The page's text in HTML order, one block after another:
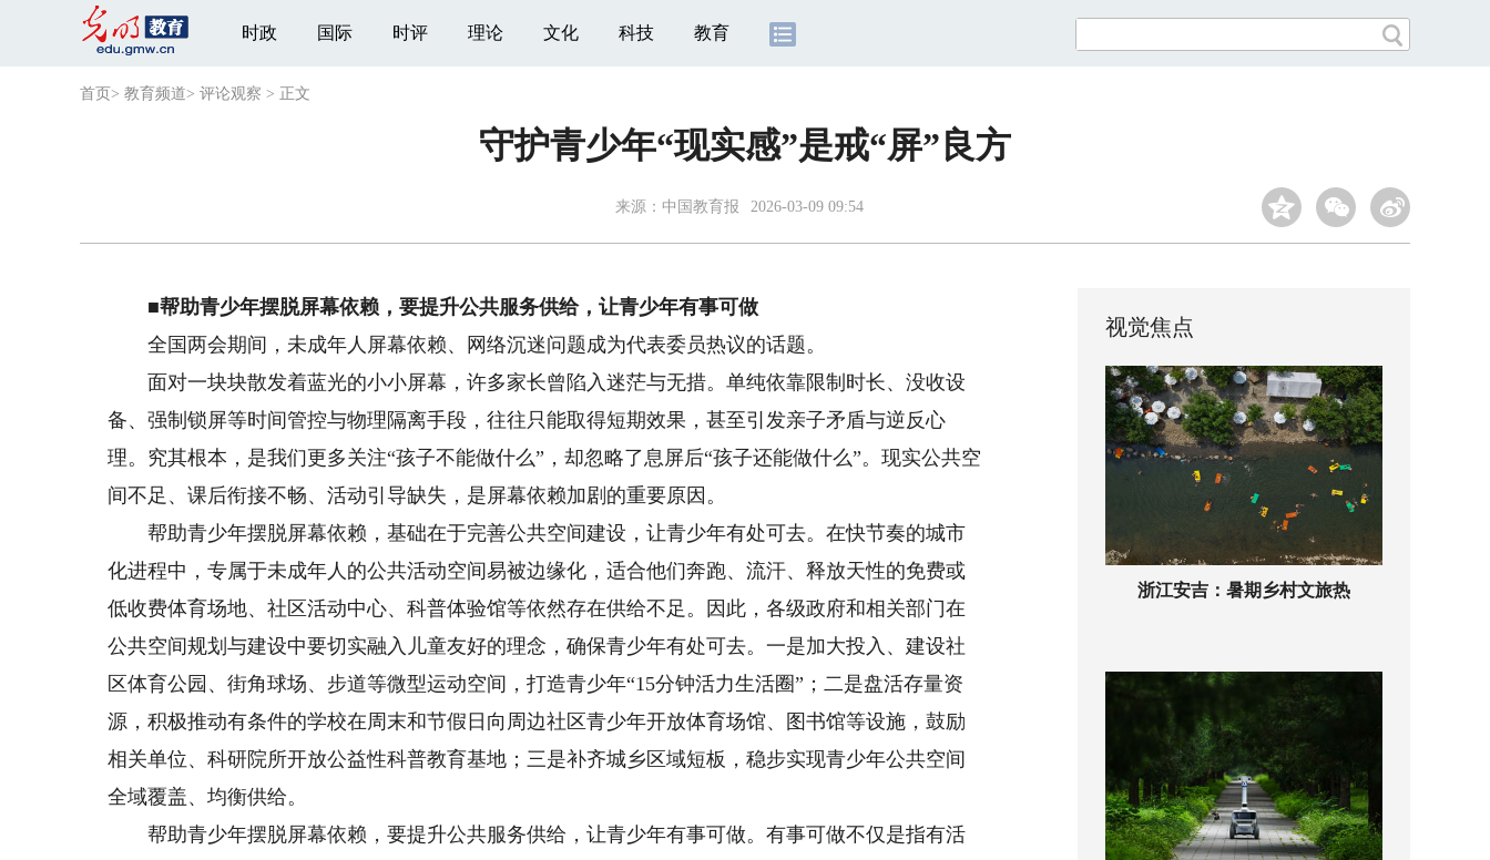
时政 国际 时评 理论 文化 科技 教育
首页 > 教育频道> 评论观察 > 正文
守护青少年“现实感”是戒“屏”良方
来源： 中国教育报 2026-03-09 09:54
■帮助青少年摆脱屏幕依赖，要提升公共服务供给，让青少年有事可做
全国两会期间，未成年人屏幕依赖、网络沉迷问题成为代表委员热议的话题。
面对一块块散发着蓝光的小小屏幕，许多家长曾陷入迷茫与无措。单纯依靠限制时长、没收设
备、强制锁屏等时间管控与物理隔离手段，往往只能取得短期效果，甚至引发亲子矛盾与逆反心
理。究其根本，是我们更多关注“孩子不能做什么”，却忽略了息屏后“孩子还能做什么”。现实公共空
间不足、课后衔接不畅、活动引导缺失，是屏幕依赖加剧的重要原因。
帮助青少年摆脱屏幕依赖，基础在于完善公共空间建设，让青少年有处可去。在快节奏的城市
化进程中，专属于未成年人的公共活动空间易被边缘化，适合他们奔跑、流汗、释放天性的免费或
低收费体育场地、社区活动中心、科普体验馆等依然存在供给不足。因此，各级政府和相关部门在
公共空间规划与建设中要切实融入儿童友好的理念，确保青少年有处可去。一是加大投入、建设社
区体育公园、街角球场、步道等微型运动空间，打造青少年“15分钟活力生活圈”；二是盘活存量资
源，积极推动有条件的学校在周末和节假日向周边社区青少年开放体育场馆、图书馆等设施，鼓励
相关单位、科研院所开放公益性科普教育基地；三是补齐城乡区域短板，稳步实现青少年公共空间
全域覆盖、均衡供给。
帮助青少年摆脱屏幕依赖，要提升公共服务供给，让青少年有事可做。有事可做不仅是指有活
视觉焦点
浙江安吉：暑期乡村文旅热